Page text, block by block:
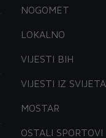
NOGOMET
LOKALNO
VIJESTI BIH
VIJESTI IZ SVIJETA
MOSTAR
OSTALI SPORTOVI